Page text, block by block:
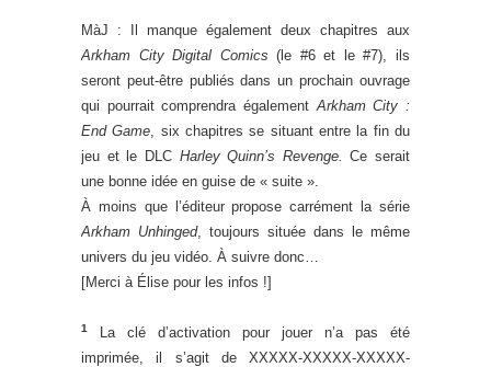
MàJ : Il manque également deux chapitres aux
Arkham City Digital Comics (le #6 et le #7), ils
seront peut-être publiés dans un prochain ouvrage
qui pourrait comprendra également Arkham City :
End Game , six chapitres se situant entre la fin du
jeu et le DLC Harley Quinn’s Revenge.
Ce serait
une bonne idée en guise de « suite ».
À moins que l’éditeur propose carrément la série
Arkham Unhinged, toujours située dans le même
univers du jeu vidéo. À suivre donc…
[Merci à Élise pour les infos !]
1
La clé d’activation pour jouer n’a pas été
imprimée, il s’agit de XXXXX-XXXXX-XXXXX-